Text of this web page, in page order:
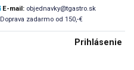
E-mail: objednavky@tgastro.sk
Doprava zadarmo od 150,-€
Prihlásenie